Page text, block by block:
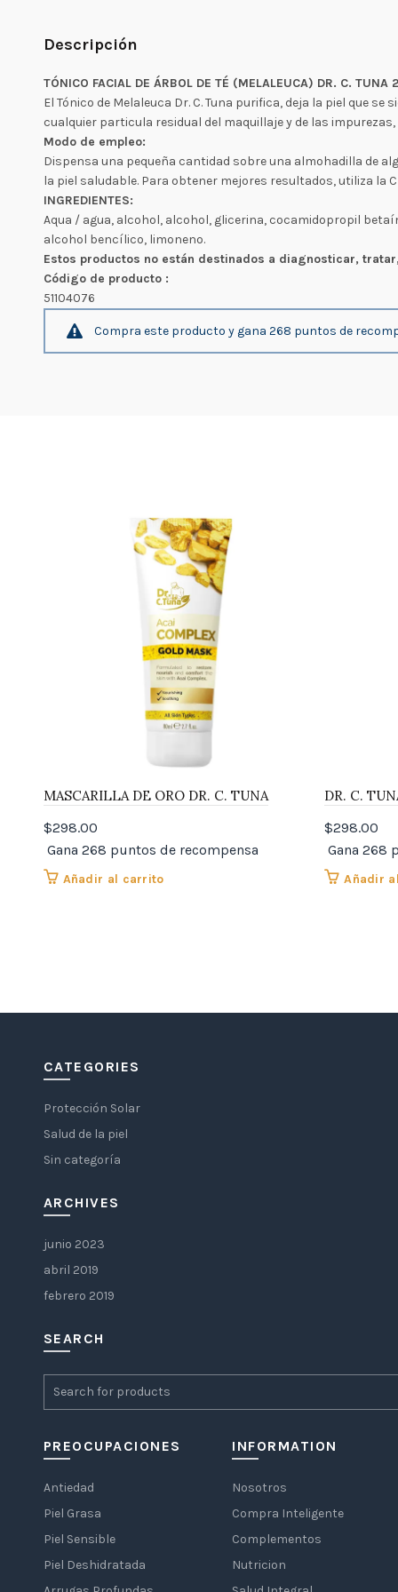
Descripción
TÓNICO FACIAL DE ÁRBOL DE TÉ (MELALEUCA) DR. C. TUNA
El Tónico de Melaleuca Dr. C. Tuna purifica, deja la piel que
cualquier particula residual del maquillaje y de las
Modo de empleo:
Dispensa una pequeña cantidad sobre una almohadilla de
la piel saludable. Para obtener mejores resultados, utiliza la
INGREDIENTES:
Aqua / agua, alcohol, alcohol, glicerina, cocamidopropil
alcohol bencílico, limoneno.
Estos productos no están destinados a diagnosticar,
Código de producto :
51104076
Compra este producto y gana 268 puntos de
MASCARILLA DE ORO DR. C. TUNA
$298.00
Gana 268 puntos de recompensa
Añadir al carrito
DR. C.
$298.00
Gana 268
Añadir
CATEGORIES
Protección Solar
Salud de la piel
Sin categoría
ARCHIVES
junio 2023
abril 2019
febrero 2019
SEARCH
PREOCUPACIONES
Antiedad
Piel Grasa
Piel Sensible
Piel Deshidratada
INFORMATION
Nosotros
Compra Inteligente
Complementos
Nutricion